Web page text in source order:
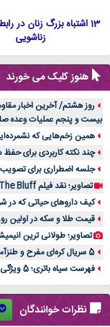
13 اشتباه بزرگ زنان در
زناشویی
هنوز کلیک می خورند
روز هشتم/ آخرین اخبار
بیست و پنجم عملیات وعده صادق 4/بروزرسانی
همین زخم‌هایی که
چند نکته کاربردی برای
جلسه اضطراری برای تصویب
تصاویر؛ نقد فیلم The Bluff ؛ وقتی کارائیب میزبان جان ویک می‌شود
کیف داروهای حیاتی که در
قیمت طلا و سکه در اولین
تصاویر؛ طولانی ترین
5 سریال کره‌ای مفرح و طنزآمیز که ذهن شما را آرام می‌کنند
فهرست سیاه باتری؛ 5 ویژگی که باید در گوشی خود غیرفعال کنید
نظرات خوانندگان